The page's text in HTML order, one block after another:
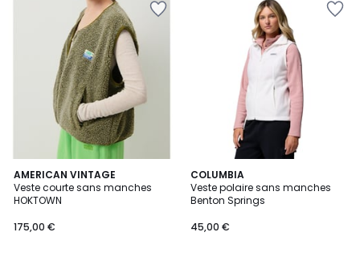
AMERICAN VINTAGE
Veste courte sans manches
HOKTOWN
175,00 €
COLUMBIA
Veste polaire sans manches
Benton Springs
45,00 €
4
/
5